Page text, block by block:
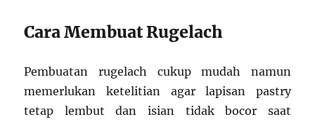
Cara Membuat Rugelach
Pembuatan rugelach cukup mudah namun
memerlukan ketelitian agar lapisan pastry
tetap lembut dan isian tidak bocor saat